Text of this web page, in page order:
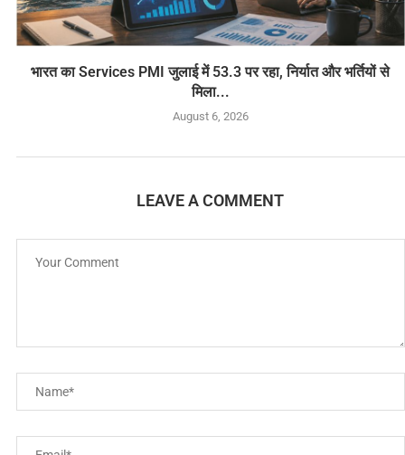
भारत का Services PMI जुलाई में 53.3 पर रहा, निर्यात और भर्तियों से
मिला...
August 6, 2026
LEAVE A COMMENT